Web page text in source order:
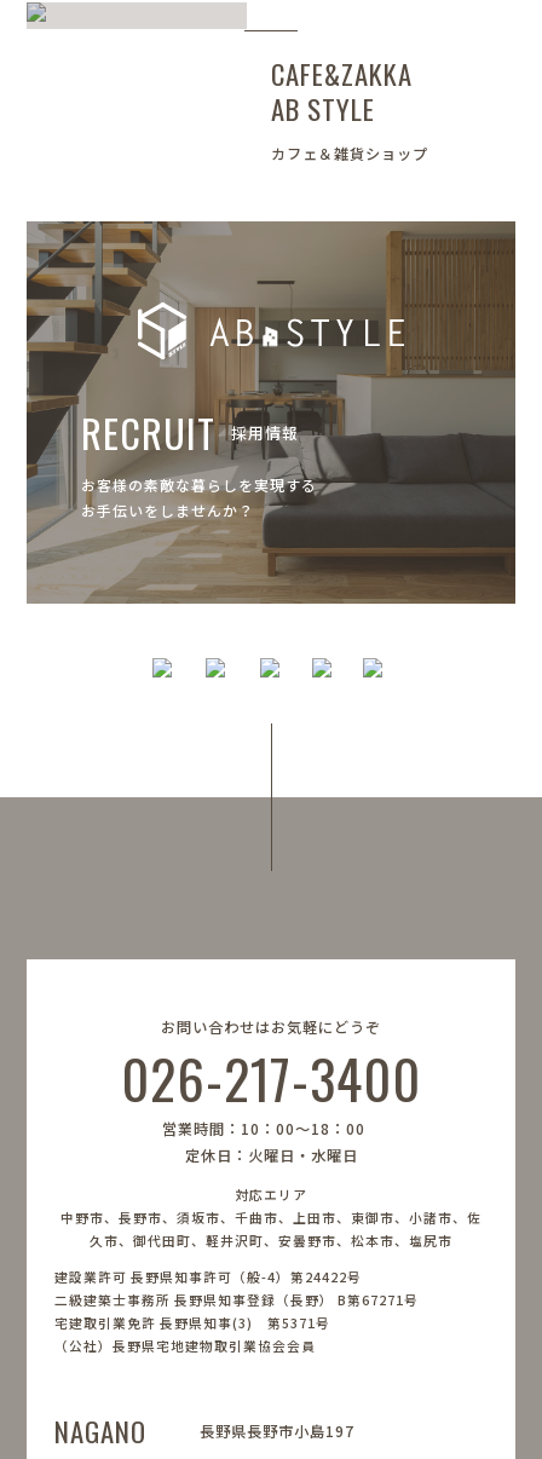
CAFE&ZAKKA
AB STYLE
カフェ＆雑貨ショップ
RECRUIT 採用情報
お客様の素敵な暮らしを実現する
お手伝いをしませんか？
お問い合わせはお気軽にどうぞ
026-217-3400
営業時間：10：00〜18：00
定休日：火曜日・水曜日
対応エリア
中野市、長野市、須坂市、千曲市、上田市、東御市、小諸市、佐
久市、御代田町、軽井沢町、安曇野市、松本市、塩尻市
建設業許可 長野県知事許可（般-4）第24422号
二級建築士事務所 長野県知事登録（長野） B第67271号
宅建取引業免許 長野県知事(3) 第5371号
（公社）長野県宅地建物取引業協会会員
NAGANO 長野県長野市小島197